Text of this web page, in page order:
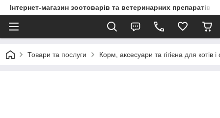
Інтернет-магазин зоотоварів та ветеринарних препаратів
Товари та послуги Корм, аксесуари та гігієна для котів і